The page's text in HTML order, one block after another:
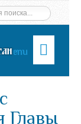
Menu
Главы